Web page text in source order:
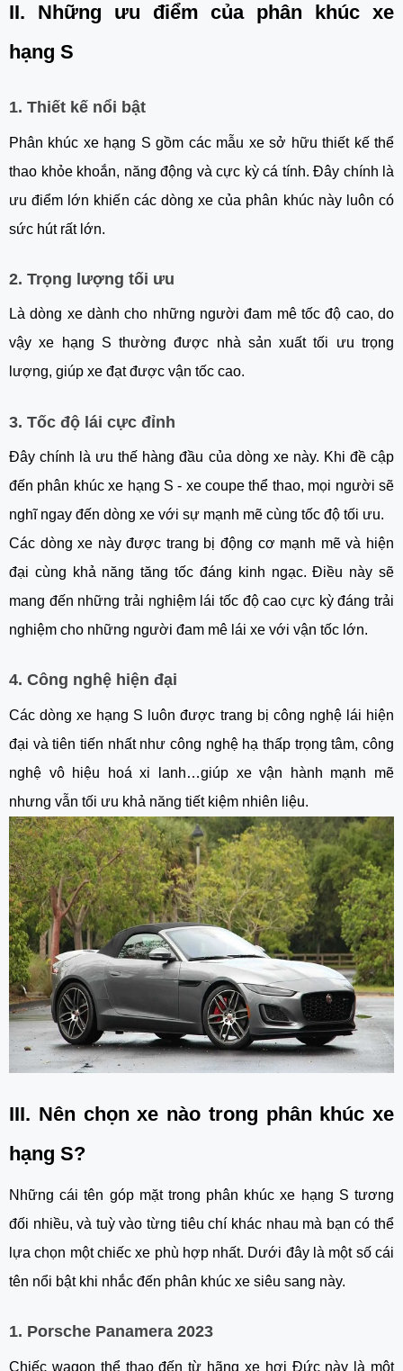
II. Những ưu điểm của phân khúc xe
hạng S
1. Thiết kế nổi bật
Phân khúc xe hạng S gồm các mẫu xe sở hữu thiết kế thể
thao khỏe khoắn, năng động và cực kỳ cá tính. Đây chính là
ưu điểm lớn khiến các dòng xe của phân khúc này luôn có
sức hút rất lớn.
2. Trọng lượng tối ưu
Là dòng xe dành cho những người đam mê tốc độ cao, do
vậy xe hạng S thường được nhà sản xuất tối ưu trọng
lượng, giúp xe đạt được vận tốc cao.
3. Tốc độ lái cực đỉnh
Đây chính là ưu thế hàng đầu của dòng xe này. Khi đề cập
đến phân khúc xe hạng S - xe coupe thể thao, mọi người sẽ
nghĩ ngay đến dòng xe với sự mạnh mẽ cùng tốc độ tối ưu.
Các dòng xe này được trang bị động cơ mạnh mẽ và hiện
đại cùng khả năng tăng tốc đáng kinh ngạc. Điều này sẽ
mang đến những trải nghiệm lái tốc độ cao cực kỳ đáng trải
nghiệm cho những người đam mê lái xe với vận tốc lớn.
4. Công nghệ hiện đại
Các dòng xe hạng S luôn được trang bị công nghệ lái hiện
đại và tiên tiến nhất như công nghệ hạ thấp trọng tâm, công
nghệ vô hiệu hoá xi lanh…giúp xe vận hành mạnh mẽ
nhưng vẫn tối ưu khả năng tiết kiệm nhiên liệu.
III. Nên chọn xe nào trong phân khúc xe
hạng S?
Những cái tên góp mặt trong phân khúc xe hạng S tương
đối nhiều, và tuỳ vào từng tiêu chí khác nhau mà bạn có thể
lựa chọn một chiếc xe phù hợp nhất. Dưới đây là một số cái
tên nổi bật khi nhắc đến phân khúc xe siêu sang này.
1. Porsche Panamera 2023
Chiếc wagon thể thao đến từ hãng xe hơi Đức này là một